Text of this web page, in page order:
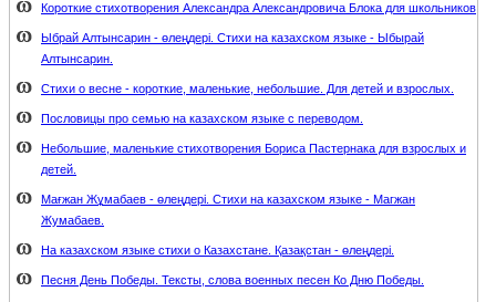
Короткие стихотворения Александра Александровича Блока для школьников
Ыбрай Алтынсарин - өлеңдері. Стихи на казахском языке - Ыбырай
Алтынсарин.
Стихи о весне - короткие, маленькие, небольшие. Для детей и взрослых.
Пословицы про семью на казахском языке с переводом.
Небольшие, маленькие стихотворения Бориса Пастернака для взрослых и
детей.
Мағжан Жұмабаев - өлеңдері. Стихи на казахском языке - Магжан
Жумабаев.
На казахском языке стихи о Казахстане. Қазақстан - өлеңдері.
Песня День Победы. Тексты, слова военных песен Ко Дню Победы.